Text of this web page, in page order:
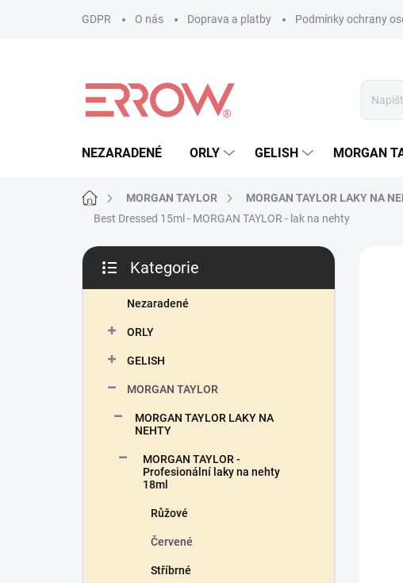
GDPR O nás Doprava a platby Podmínky ochrany
NEZARADENÉ ORLY GELISH MORGAN
Domů MORGAN TAYLOR MORGAN TAYLOR LAKY NA
Best Dressed 15ml - MORGAN TAYLOR - lak na nehty
P
s
kategorie
Kategorie
Nezaradené
ORLY
GELISH
MORGAN TAYLOR
MORGAN TAYLOR LAKY NA
NEHTY
MORGAN TAYLOR -
Profesionální laky na nehty
18ml
Růžové
Červené
Stříbrné